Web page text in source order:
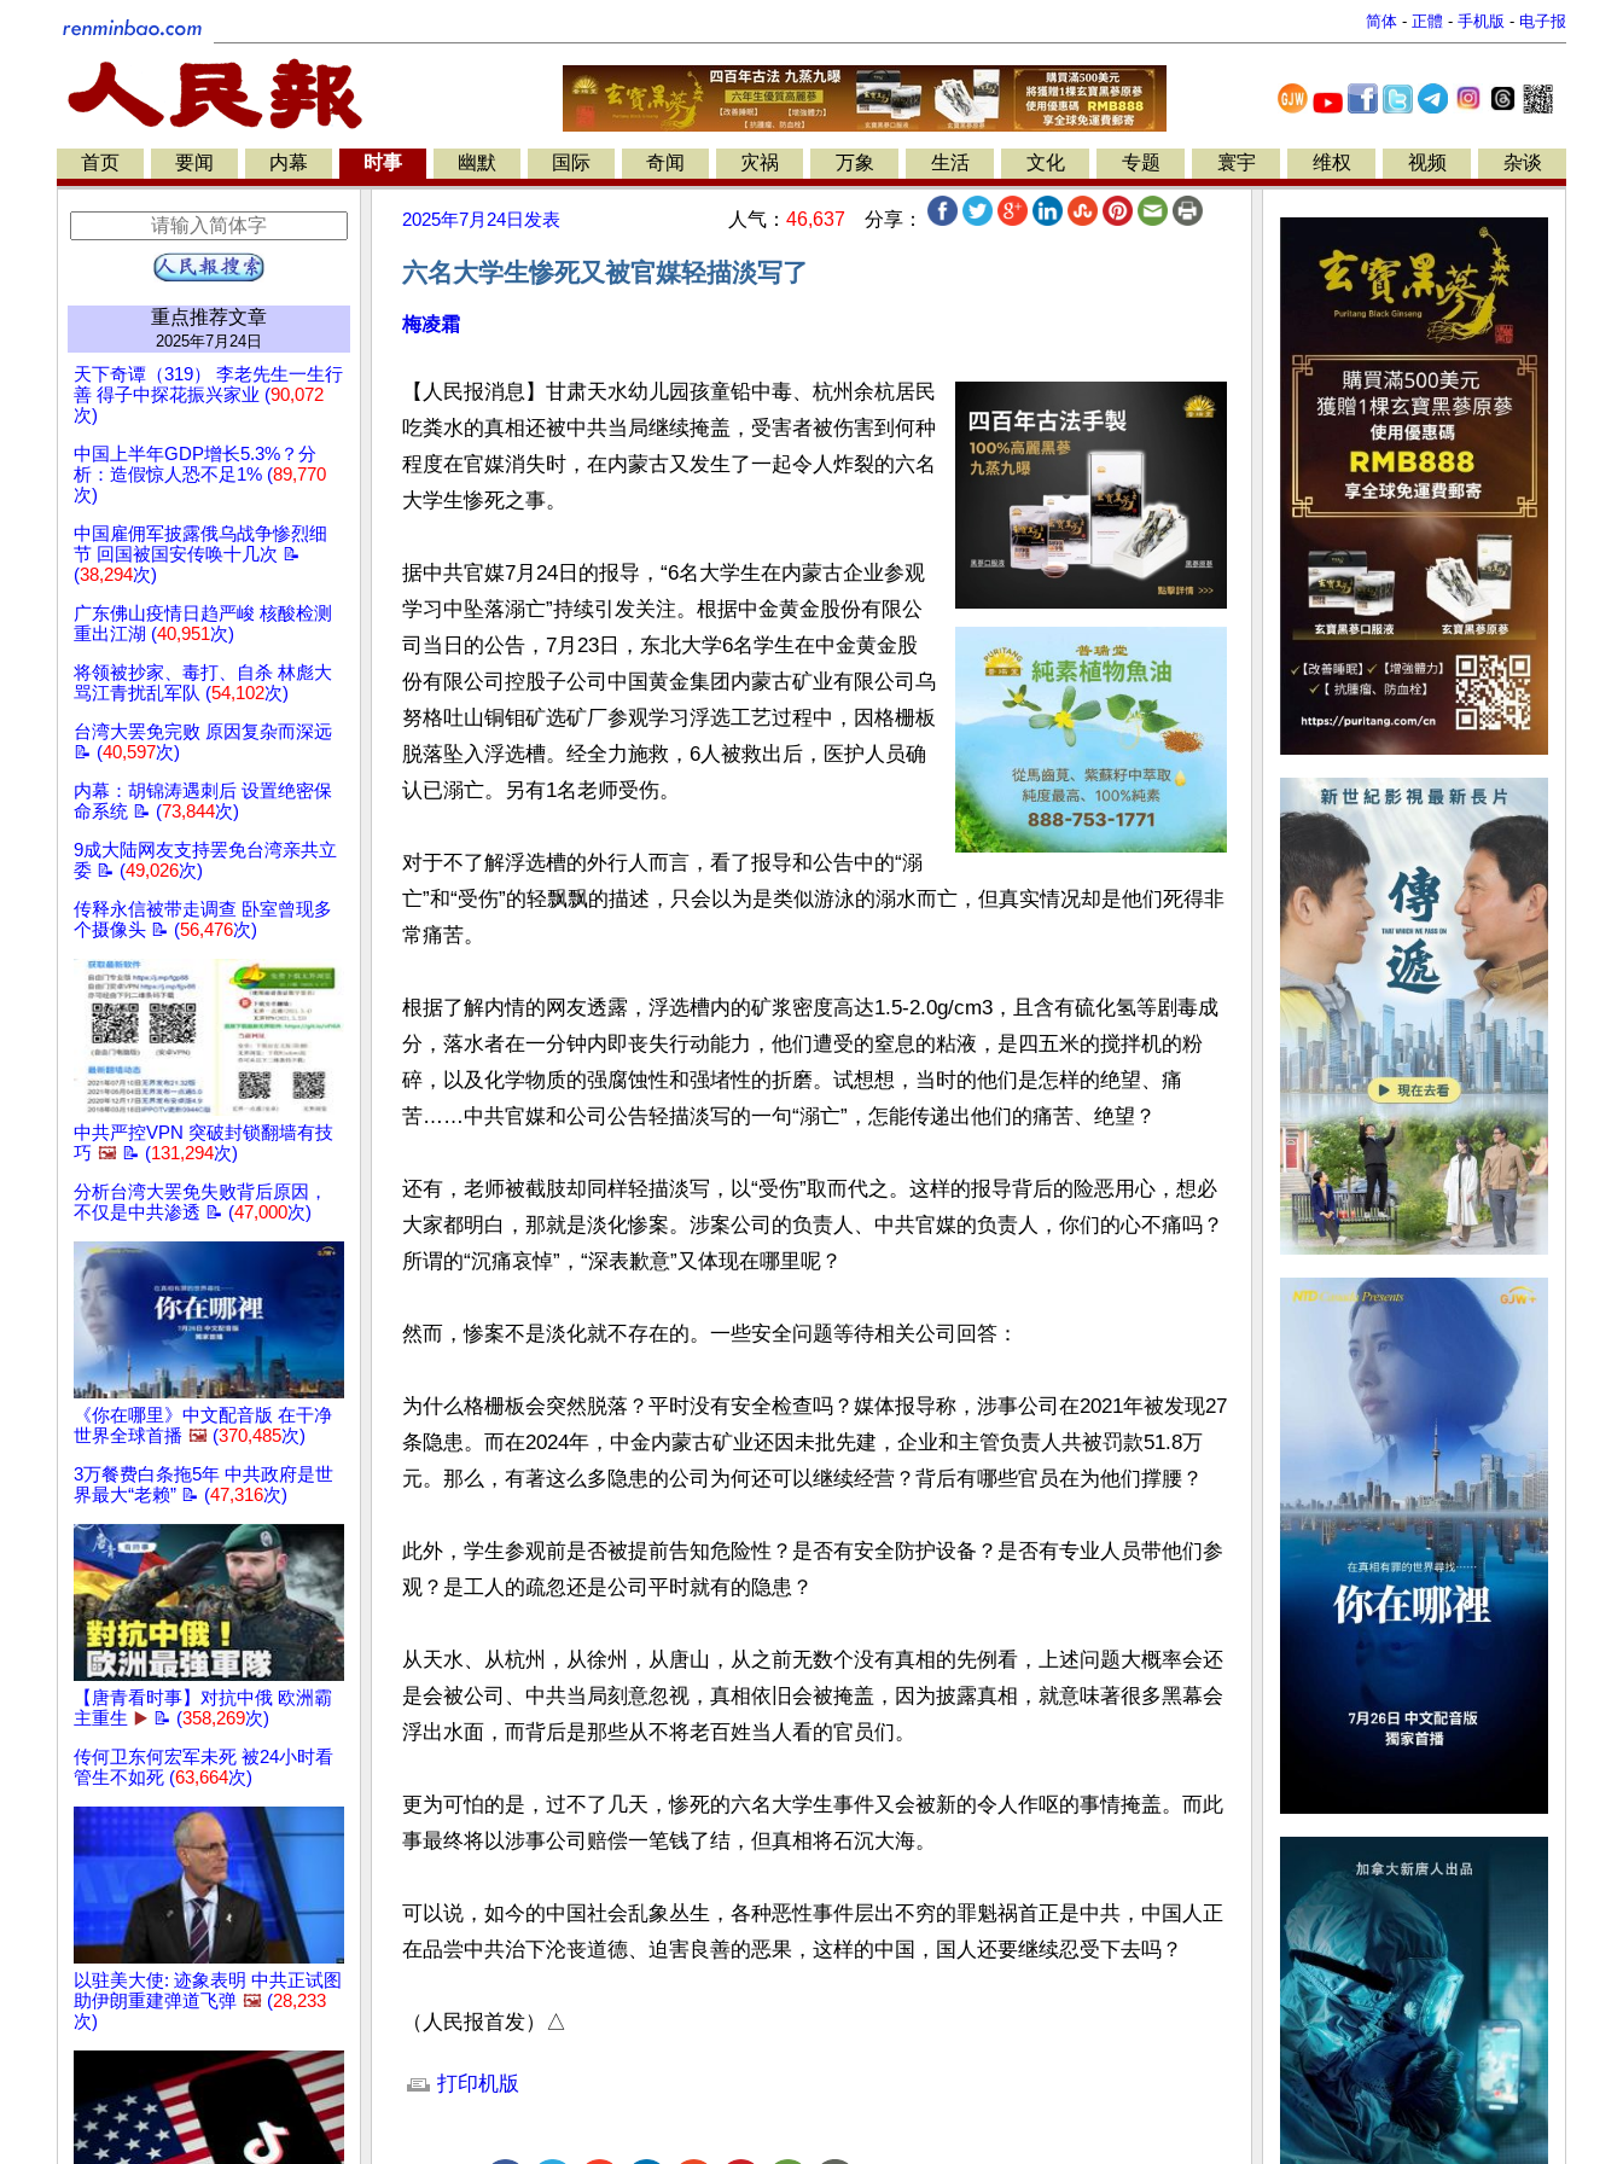
简体 - 正體 - 手机版 - 电子报
首页 要闻 内幕 时事 幽默 国际 奇闻 灾祸 万象 生活 文化 专题 寰宇 维权 视频 杂谈
重点推荐文章
2025年7月24日
天下奇谭（319） 李老先生一生行
善 得子中探花振兴家业 (90,072
次)
中国上半年GDP增长5.3%？分
析：造假惊人恐不足1% (89,770
次)
中国雇佣军披露俄乌战争惨烈细
节 回国被国安传唤十几次 📝
(38,294次)
广东佛山疫情日趋严峻 核酸检测
重出江湖 (40,951次)
将领被抄家、毒打、自杀 林彪大
骂江青扰乱军队 (54,102次)
台湾大罢免完败 原因复杂而深远
📝 (40,597次)
内幕：胡锦涛遇刺后 设置绝密保
命系统 📝 (73,844次)
9成大陆网友支持罢免台湾亲共立
委 📝 (49,026次)
传释永信被带走调查 卧室曾现多
个摄像头 📝 (56,476次)
中共严控VPN 突破封锁翻墙有技
巧 🖼️ 📝 (131,294次)
分析台湾大罢免失败背后原因，
不仅是中共渗透 📝 (47,000次)
《你在哪里》中文配音版 在干净
世界全球首播 🖼️ (370,485次)
3万餐费白条拖5年 中共政府是世
界最大“老赖” 📝 (47,316次)
【唐青看时事】对抗中俄 欧洲霸
主重生 ▶️ 📝 (358,269次)
传何卫东何宏军未死 被24小时看
管生不如死 (63,664次)
以驻美大使: 迹象表明 中共正试图
助伊朗重建弹道飞弹 🖼️ (28,233
次)
2025年7月24日 发表 人气： 46,637 分享：
六名大学生惨死又被官媒轻描淡写了
梅凌霜
【人民报消息】甘肃天水幼儿园孩童铅中毒、杭州余杭居民
吃粪水的真相还被中共当局继续掩盖，受害者被伤害到何种
程度在官媒消失时，在内蒙古又发生了一起令人炸裂的六名
大学生惨死之事。
据中共官媒7月24日的报导，“6名大学生在内蒙古企业参观
学习中坠落溺亡”持续引发关注。根据中金黄金股份有限公
司当日的公告，7月23日，东北大学6名学生在中金黄金股
份有限公司控股子公司中国黄金集团内蒙古矿业有限公司乌
努格吐山铜钼矿选矿厂参观学习浮选工艺过程中，因格栅板
脱落坠入浮选槽。经全力施救，6人被救出后，医护人员确
认已溺亡。另有1名老师受伤。
对于不了解浮选槽的外行人而言，看了报导和公告中的“溺
亡”和“受伤”的轻飘飘的描述，只会以为是类似游泳的溺水而亡，但真实情况却是他们死得非
常痛苦。
根据了解内情的网友透露，浮选槽内的矿浆密度高达1.5-2.0g/cm3，且含有硫化氢等剧毒成
分，落水者在一分钟内即丧失行动能力，他们遭受的窒息的粘液，是四五米的搅拌机的粉
碎，以及化学物质的强腐蚀性和强堵性的折磨。试想想，当时的他们是怎样的绝望、痛
苦……中共官媒和公司公告轻描淡写的一句“溺亡”，怎能传递出他们的痛苦、绝望？
还有，老师被截肢却同样轻描淡写，以“受伤”取而代之。这样的报导背后的险恶用心，想必
大家都明白，那就是淡化惨案。涉案公司的负责人、中共官媒的负责人，你们的心不痛吗？
所谓的“沉痛哀悼”，“深表歉意”又体现在哪里呢？
然而，惨案不是淡化就不存在的。一些安全问题等待相关公司回答：
为什么格栅板会突然脱落？平时没有安全检查吗？媒体报导称，涉事公司在2021年被发现27
条隐患。而在2024年，中金内蒙古矿业还因未批先建，企业和主管负责人共被罚款51.8万
元。那么，有著这么多隐患的公司为何还可以继续经营？背后有哪些官员在为他们撑腰？
此外，学生参观前是否被提前告知危险性？是否有安全防护设备？是否有专业人员带他们参
观？是工人的疏忽还是公司平时就有的隐患？
从天水、从杭州，从徐州，从唐山，从之前无数个没有真相的先例看，上述问题大概率会还
是会被公司、中共当局刻意忽视，真相依旧会被掩盖，因为披露真相，就意味著很多黑幕会
浮出水面，而背后是那些从不将老百姓当人看的官员们。
更为可怕的是，过不了几天，惨死的六名大学生事件又会被新的令人作呕的事情掩盖。而此
事最终将以涉事公司赔偿一笔钱了结，但真相将石沉大海。
可以说，如今的中国社会乱象丛生，各种恶性事件层出不穷的罪魁祸首正是中共，中国人正
在品尝中共治下沦丧道德、迫害良善的恶果，这样的中国，国人还要继续忍受下去吗？
（人民报首发）△
打印机版